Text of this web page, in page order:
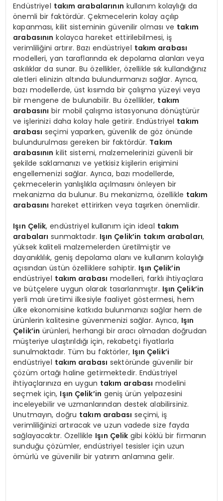
Endüstriyel takım arabalarının kullanım kolaylığı da
önemli bir faktördür. Çekmecelerin kolay açılıp
kapanması, kilit sisteminin güvenilir olması ve takım
arabasının kolayca hareket ettirilebilmesi, iş
verimliliğini artırır. Bazı endüstriyel takım arabası
modelleri, yan taraflarında ek depolama alanları veya
askılıklar da sunar. Bu özellikler, özellikle sık kullandığınız
aletleri elinizin altında bulundurmanızı sağlar. Ayrıca,
bazı modellerde, üst kısımda bir çalışma yüzeyi veya
bir mengene de bulunabilir. Bu özellikler, takım
arabasını bir mobil çalışma istasyonuna dönüştürür
ve işlerinizi daha kolay hale getirir. Endüstriyel takım
arabası seçimi yaparken, güvenlik de göz önünde
bulundurulması gereken bir faktördür. Takım
arabasının kilit sistemi, malzemelerinizi güvenli bir
şekilde saklamanızı ve yetkisiz kişilerin erişimini
engellemenizi sağlar. Ayrıca, bazı modellerde,
çekmecelerin yanlışlıkla açılmasını önleyen bir
mekanizma da bulunur. Bu mekanizma, özellikle takım
arabasını hareket ettirirken veya taşırken önemlidir.
Işın Çelik, endüstriyel kullanım için ideal takım
arabaları sunmaktadır. Işın Çelik’in takım arabaları,
yüksek kaliteli malzemelerden üretilmiştir ve
dayanıklılık, geniş depolama alanı ve kullanım kolaylığı
açısından üstün özelliklere sahiptir. Işın Çelik’in
endüstriyel takım arabası modelleri, farklı ihtiyaçlara
ve bütçelere uygun olarak tasarlanmıştır. Işın Çelik’in
yerli malı üretimi ilkesiyle faaliyet göstermesi, hem
ülke ekonomisine katkıda bulunmanızı sağlar hem de
ürünlerin kalitesine güvenmenizi sağlar. Ayrıca, Işın
Çelik’in ürünleri, herhangi bir aracı olmadan doğrudan
müşteriye ulaştırıldığı için, rekabetçi fiyatlarla
sunulmaktadır. Tüm bu faktörler, Işın Çelik’i
endüstriyel takım arabası sektöründe güvenilir bir
çözüm ortağı haline getirmektedir. Endüstriyel
ihtiyaçlarınıza en uygun takım arabası modelini
seçmek için, Işın Çelik’in geniş ürün yelpazesini
inceleyebilir ve uzmanlarından destek alabilirsiniz.
Unutmayın, doğru takım arabası seçimi, iş
verimliliğinizi artıracak ve uzun vadede size fayda
sağlayacaktır. Özellikle Işın Çelik gibi köklü bir firmanın
sunduğu çözümler, endüstriyel tesisler için uzun
ömürlü ve güvenilir bir yatırım anlamına gelir.